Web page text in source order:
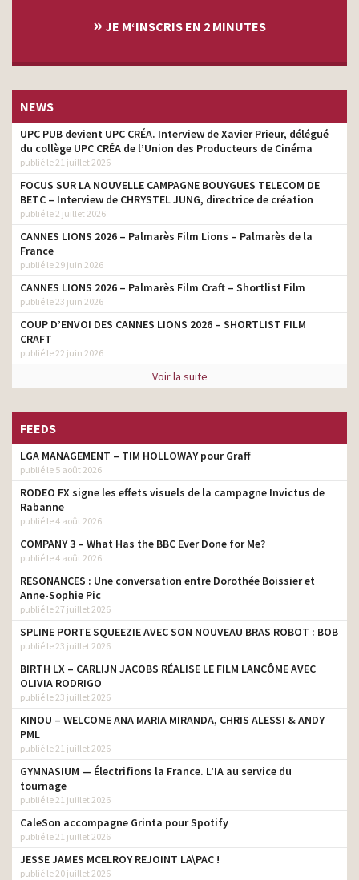
» JE M‘INSCRIS EN 2 MINUTES
NEWS
UPC PUB devient UPC CRÉA. Interview de Xavier Prieur, délégué
du collège UPC CRÉA de l’Union des Producteurs de Cinéma
publié le 21 juillet 2026
FOCUS SUR LA NOUVELLE CAMPAGNE BOUYGUES TELECOM DE
BETC – Interview de CHRYSTEL JUNG, directrice de création
publié le 2 juillet 2026
CANNES LIONS 2026 – Palmarès Film Lions – Palmarès de la
France
publié le 29 juin 2026
CANNES LIONS 2026 – Palmarès Film Craft – Shortlist Film
publié le 23 juin 2026
COUP D’ENVOI DES CANNES LIONS 2026 – SHORTLIST FILM
CRAFT
publié le 22 juin 2026
Voir la suite
FEEDS
LGA MANAGEMENT – TIM HOLLOWAY pour Graff
publié le 5 août 2026
RODEO FX signe les effets visuels de la campagne Invictus de
Rabanne
publié le 4 août 2026
COMPANY 3 – What Has the BBC Ever Done for Me?
publié le 4 août 2026
RESONANCES : Une conversation entre Dorothée Boissier et
Anne-Sophie Pic
publié le 27 juillet 2026
SPLINE PORTE SQUEEZIE AVEC SON NOUVEAU BRAS ROBOT : BOB
publié le 23 juillet 2026
BIRTH LX – CARLIJN JACOBS RÉALISE LE FILM LANCÔME AVEC
OLIVIA RODRIGO
publié le 23 juillet 2026
KINOU – WELCOME ANA MARIA MIRANDA, CHRIS ALESSI & ANDY
PML
publié le 21 juillet 2026
GYMNASIUM — Électrifions la France. L’IA au service du
tournage
publié le 21 juillet 2026
CaleSon accompagne Grinta pour Spotify
publié le 21 juillet 2026
JESSE JAMES MCELROY REJOINT LA\PAC !
publié le 20 juillet 2026